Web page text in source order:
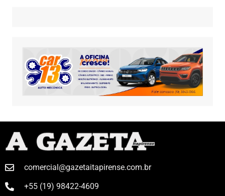
comercial@gazetaitapirense.com.br
+55 (19) 98422-4609